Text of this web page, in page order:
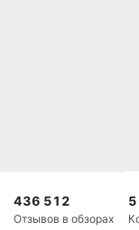
436 512
Отзывов в обзорах